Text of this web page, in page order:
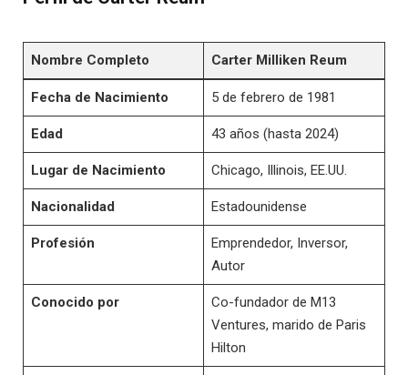
Nombre Completo Carter Milliken Reum
Fecha de Nacimiento 5 de febrero de 1981
Edad 43 años (hasta 2024)
Lugar de Nacimiento Chicago, Illinois, EE.UU.
Nacionalidad Estadounidense
Profesión
Emprendedor, Inversor,
Autor
Conocido por
Co-fundador de M13
Ventures, marido de Paris
Hilton